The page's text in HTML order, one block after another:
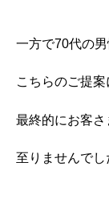
一方で70代の
こちらのご提
最終的にお客
至りませんでし